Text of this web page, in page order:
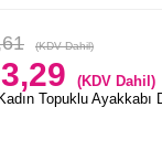
(KDV Dahil)
(KDV Dahil)
Topuklu Ayakkabı